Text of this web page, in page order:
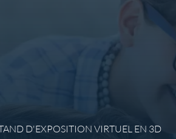
D'EXPOSITION VIRTUEL EN 3D